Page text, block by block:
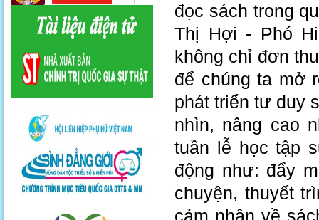
đọc sách trong
Thị Hợi - Phó
không chỉ đơn
để chúng ta mở
phát triển tư duy
nhìn, nâng cao
tuần lễ học tập
động như: đẩy
chuyện, thuyết
cảm nhận về